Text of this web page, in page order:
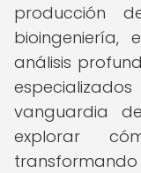
producción
bioingeniería,
análisis
vanguardia
explorar